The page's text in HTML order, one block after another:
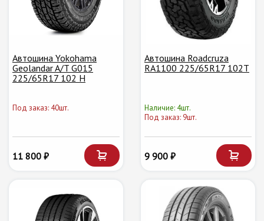
Автошина Yokohama
Geolandar A/T G015
225/65R17 102 H
Под заказ: 40шт.
11 800 ₽
Автошина Roadcruza
RA1100 225/65R17 102T
Наличие: 4шт.
Под заказ: 9шт.
9 900 ₽